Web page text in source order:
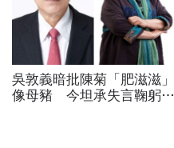
吳敦義暗批陳菊「肥滋滋」
像母豬 今坦承失言鞠躬道